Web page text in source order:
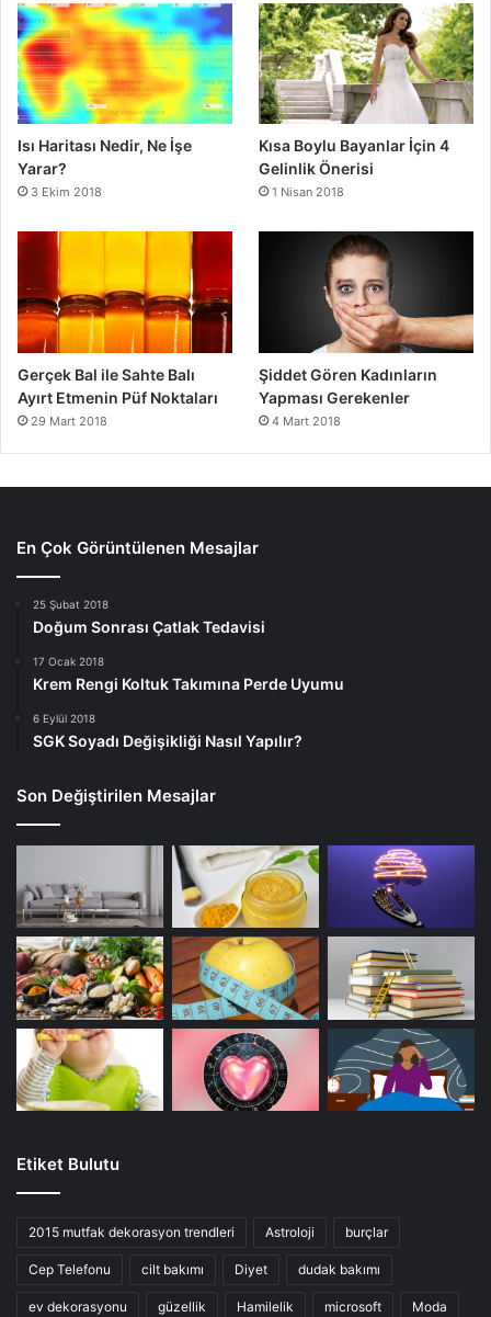
Isı Haritası Nedir, Ne İşe
Yarar?
3 Ekim 2018
Kısa Boylu Bayanlar İçin 4
Gelinlik Önerisi
1 Nisan 2018
Gerçek Bal ile Sahte Balı
Ayırt Etmenin Püf Noktaları
29 Mart 2018
Şiddet Gören Kadınların
Yapması Gerekenler
4 Mart 2018
En Çok Görüntülenen Mesajlar
25 Şubat 2018
Doğum Sonrası Çatlak Tedavisi
17 Ocak 2018
Krem Rengi Koltuk Takımına Perde Uyumu
6 Eylül 2018
SGK Soyadı Değişikliği Nasıl Yapılır?
Son Değiştirilen Mesajlar
Etiket Bulutu
2015 mutfak dekorasyon trendleri Astroloji burçlar
Cep Telefonu cilt bakımı Diyet dudak bakımı
ev dekorasyonu güzellik Hamilelik microsoft Moda